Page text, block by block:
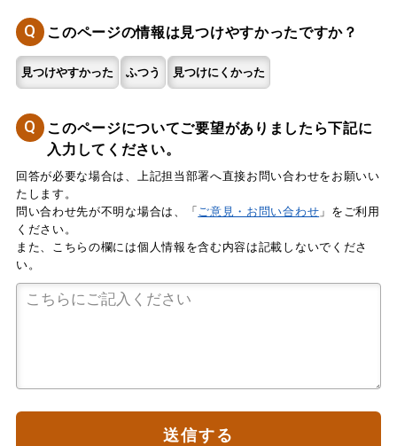
Q このページの情報は見つけやすかったですか？
見つけやすかった ふつう 見つけにくかった
Q
このページについてご要望がありましたら下記に
入力してください。
回答が必要な場合は、上記担当部署へ直接お問い合わせをお願いい
たします。
問い合わせ先が不明な場合は、「 ご意見・お問い合わせ 」をご利用
ください。
また、こちらの欄には個人情報を含む内容は記載しないでくださ
い。
送信する